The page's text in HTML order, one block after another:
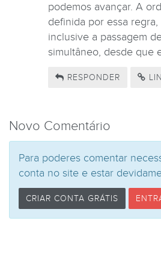
podemos avançar. A
definida por essa
inclusive a passagem
simultâneo, desde que
RESPONDER
Novo Comentário
Para poderes comentar
conta no site e estar
CRIAR CONTA GRÁTIS